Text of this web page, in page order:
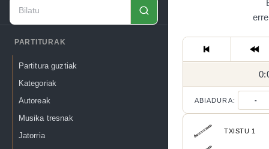
PARTITURAK
Partitura guztiak
Kategoriak
Autoreak
Musika tresnak
Jatorria
ABIADURA: -
TXISTU 1